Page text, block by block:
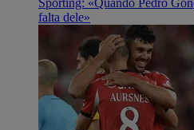
falta dele»